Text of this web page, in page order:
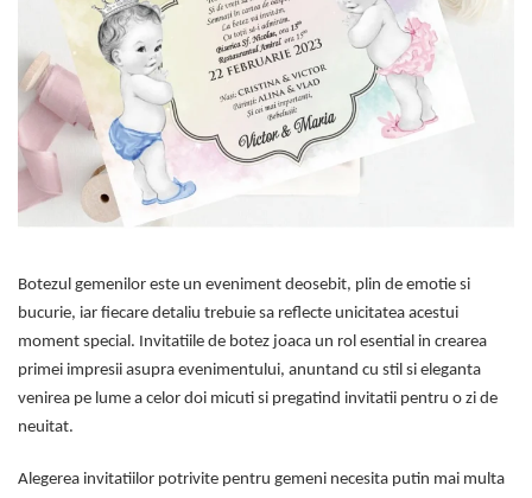
Meniuri & nr de BOTEZ
Plicuri si cartoane pentru
INVITATII
TAVA pentru MOT
Cruciulite de BOTEZ
Invitatii BANCHET
Baloane & decoratiuni BOTEZ
Pahare Miri & Nasi
Cocarde nunta
Inmormatare/pomana
Meniuri pentru NUNTA
Decoratiuni NUNTA
Botezul gemenilor este un eveniment deosebit, plin de emotie si
bucurie, iar fiecare detaliu trebuie sa reflecte unicitatea acestui
moment special. Invitatiile de botez joaca un rol esential in crearea
primei impresii asupra evenimentului, anuntand cu stil si eleganta
venirea pe lume a celor doi micuti si pregatind invitatii pentru o zi de
neuitat.
Alegerea invitatiilor potrivite pentru gemeni necesita putin mai multa